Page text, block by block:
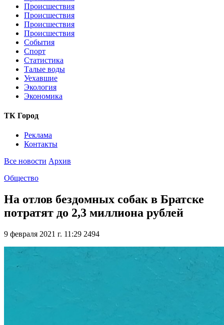
Происшествия
Происшествия
Происшествия
Происшествия
События
Спорт
Статистика
Талые воды
Уехавшие
Экология
Экономика
ТК Город
Реклама
Контакты
Все новости Архив
Общество
На отлов бездомных собак в Братске
потратят до 2,3 миллиона рублей
9 февраля 2021 г. 11:29 2494